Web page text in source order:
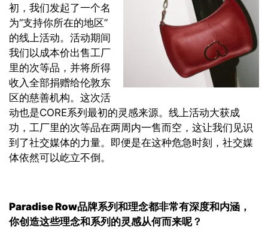
初，我们发起了一个名
为“支持你所在的地区”
的线上活动。活动期间
我们以成本价出售工厂
里的次等品，并将所得
收入全部捐赠给伦敦东
区的慈善机构。这次活
动也是CORE系列最初的灵感来源。线上活动大获成
功，工厂里的次等品在两周内一售而空，这让我们见识
到了社交媒体的力量。即便是在这种危急时刻，社交媒
体依然可以屹立不倒。
Paradise Row品牌系列和理念都非常有深度和内涵，
你创造这些理念和系列的灵感从何而来呢？